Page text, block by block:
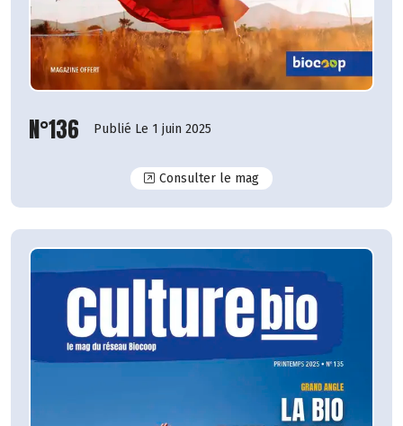
N°136 Publié Le 1 juin 2025
Consulter le magN°136